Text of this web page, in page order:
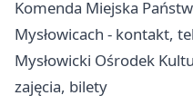
Komenda Miejska
Mysłowicach - kontakt,
Mysłowicki Ośrodek
zajęcia, bilety